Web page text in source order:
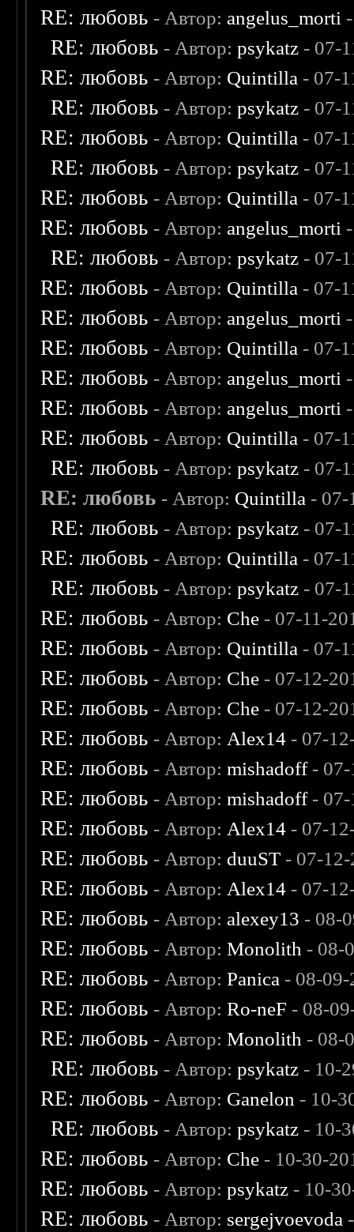
RE: любовь - Автор: angelus_morti
RE: любовь - Автор:psykatz - 07-
RE: любовь - Автор: Quintilla - 07-
RE: любовь - Автор:psykatz - 07-
RE: любовь - Автор: Quintilla - 07-
RE: любовь - Автор:psykatz - 07-
RE: любовь - Автор: Quintilla - 07-
RE: любовь - Автор: angelus_morti
RE: любовь - Автор:psykatz - 07-
RE: любовь - Автор: Quintilla - 07-
RE: любовь - Автор: angelus_morti
RE: любовь - Автор: Quintilla - 07-
RE: любовь - Автор: angelus_morti
RE: любовь - Автор: angelus_morti
RE: любовь - Автор: Quintilla - 07-
RE: любовь - Автор:psykatz - 07-
RE: любовь - Автор: Quintilla - 07-
RE: любовь - Автор:psykatz - 07-
RE: любовь - Автор: Quintilla - 07-
RE: любовь - Автор:psykatz - 07-
RE: любовь - Автор: Che - 07-11-
RE: любовь - Автор: Quintilla - 07-
RE: любовь - Автор: Che - 07-12-
RE: любовь - Автор: Che - 07-12-
RE: любовь - Автор: Alex14 - 07-
RE: любовь - Автор:mishadoff- 07-
RE: любовь - Автор:mishadoff- 07-
RE: любовь - Автор: Alex14 - 07-
RE: любовь - Автор: duuST - 07-
RE: любовь - Автор: Alex14 - 07-
RE: любовь - Автор: alexey13 - 08-
RE: любовь - Автор:Monolith - 08-
RE: любовь - Автор:Panica - 08-
RE: любовь - Автор:Ro-neF - 08-
RE: любовь - Автор:Monolith - 08-
RE: любовь - Автор:psykatz - 10-
RE: любовь - Автор: Ganelon - 10-
RE: любовь - Автор:psykatz - 10-
RE: любовь - Автор: Che - 10-30-
RE: любовь - Автор:psykatz - 10-
RE: любовь - Автор: sergejvoevoda